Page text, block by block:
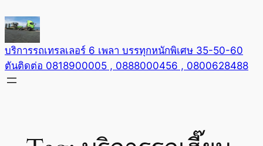
to
content
บริการรถเทรลเลอร์ 6 เพลา บรรทุกหนักพิเศษ 35-50-60
ตันติดต่อ 0818900005 , 0888000456 , 0800628488